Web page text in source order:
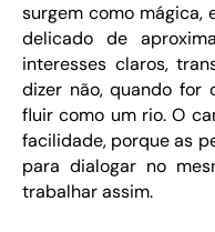
surgem como mágica,
delicado de
interesses claros,
dizer não, quando for
fluir como um rio. O
facilidade, porque as
para dialogar no
trabalhar assim.